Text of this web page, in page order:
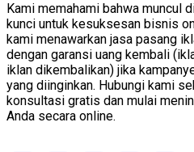
Kami memahami bahwa muncul
kunci untuk kesuksesan bisnis
kami menawarkan jasa pasang
dengan garansi uang kembali
iklan dikembalikan) jika
yang diinginkan. Hubungi kami
konsultasi gratis dan mulai
Anda secara online.